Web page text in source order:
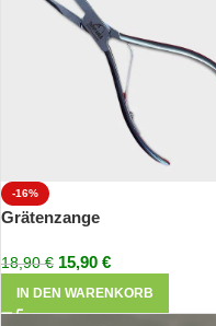
-16%
Grätenzange
18,90€ 15,90 €
IN DEN WARENKORB